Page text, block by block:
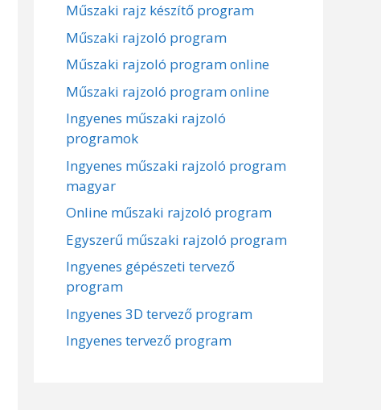
Műszaki rajz készítő program
Műszaki rajzoló program
Műszaki rajzoló program online
Műszaki rajzoló program online
Ingyenes műszaki rajzoló
programok
Ingyenes műszaki rajzoló program
magyar
Online műszaki rajzoló program
Egyszerű műszaki rajzoló program
Ingyenes gépészeti tervező
program
Ingyenes 3D tervező program
Ingyenes tervező program